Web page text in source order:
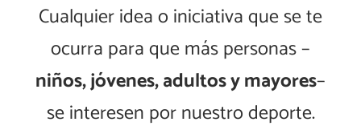
Cualquier idea o iniciativa que se te
ocurra para que más personas –
niños, jóvenes, adultos y mayores–
se interesen por nuestro deporte.